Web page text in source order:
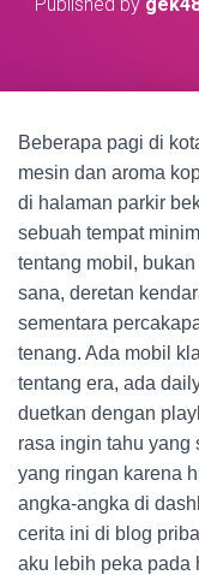
Beberapa pagi di
mesin dan aroma
di halaman parkir
sebuah tempat
tentang mobil,
sana, deretan
sementara
tenang. Ada mobil
tentang era, ada
duetkan dengan
rasa ingin tahu yang
yang ringan karena
angka-angka di
cerita ini di blog
aku lebih peka pada